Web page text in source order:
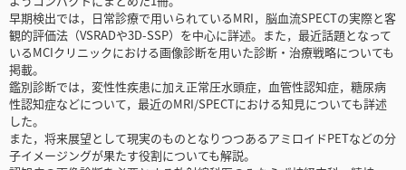
早期検出では，日常診療で用いられているMRI，脳血流SPECTの実際と客
観的評価法（VSRADや3D-SSP）を中心に詳述。また，最近話題となって
いるMCIクリニックにおける画像診断を用いた診断・治療戦略についても
掲載。
鑑別診断では，変性性疾患に加え正常圧水頭症，血管性認知症，糖尿病
性認知症などについて，最近のMRI/SPECTにおける知見についても詳述
した。
また，将来展望として現実のものとなりつつあるアミロイドPETなどの分
子イメージングが果たす役割についても解説。